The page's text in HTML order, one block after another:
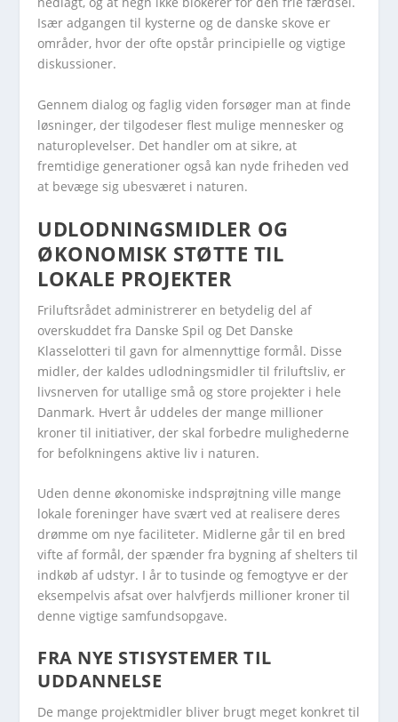
Især adgangen til kysterne og de danske skove er
områder, hvor der ofte opstår principielle og vigtige
diskussioner.
Gennem dialog og faglig viden forsøger man at finde
løsninger, der tilgodeser flest mulige mennesker og
naturoplevelser. Det handler om at sikre, at
fremtidige generationer også kan nyde friheden ved
at bevæge sig ubesværet i naturen.
UDLODNINGSMIDLER OG
ØKONOMISK STØTTE TIL
LOKALE PROJEKTER
Friluftsrådet administrerer en betydelig del af
overskuddet fra Danske Spil og Det Danske
Klasselotteri til gavn for almennyttige formål. Disse
midler, der kaldes udlodningsmidler til friluftsliv, er
livsnerven for utallige små og store projekter i hele
Danmark. Hvert år uddeles der mange millioner
kroner til initiativer, der skal forbedre mulighederne
for befolkningens aktive liv i naturen.
Uden denne økonomiske indsprøjtning ville mange
lokale foreninger have svært ved at realisere deres
drømme om nye faciliteter. Midlerne går til en bred
vifte af formål, der spænder fra bygning af shelters til
indkøb af udstyr. I år to tusinde og femogtyve er der
eksempelvis afsat over halvfjerds millioner kroner til
denne vigtige samfundsopgave.
FRA NYE STISYSTEMER TIL
UDDANNELSE
De mange projektmidler bliver brugt meget konkret til